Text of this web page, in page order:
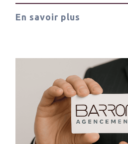
En savoir plus